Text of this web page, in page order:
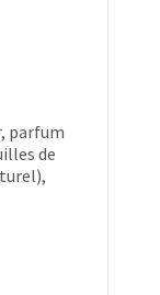
parfum
de